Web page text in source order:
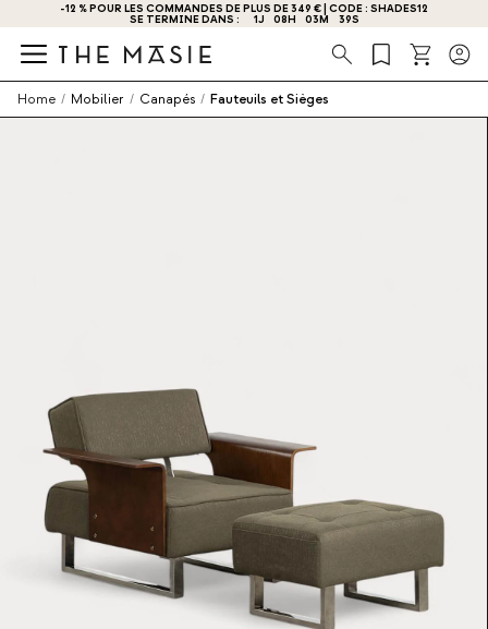
-12 % POUR LES COMMANDES DE PLUS DE 349 € | CODE : SHADES12
SE TERMINE DANS : 1J 08H 03M 38S
Recherche
Home / Mobilier / Canapés / Fauteuils et Sièges